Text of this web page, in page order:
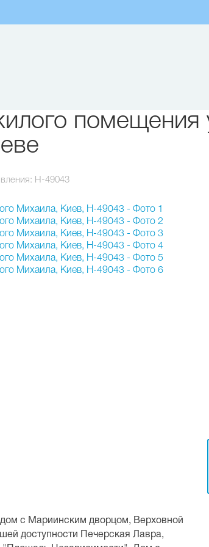
помещения
H-49043
с Мариинским дворцом, Верховной
доступности Печерская Лавра,